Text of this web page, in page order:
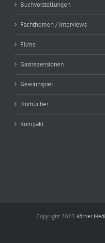
Buchvorstellungen
Fachthemen / Interviews
Filme
Gastrezensionen
Gewinnspiel
Hörbücher
Kompakt
Copyright 2023 Körner